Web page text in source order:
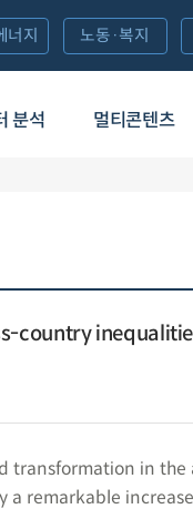
분석 멀티콘텐츠
너지 노동·복지
country
transformation in the
a remarkable